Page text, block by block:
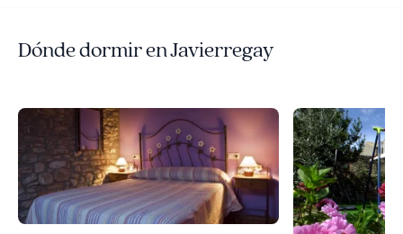
Dónde dormir en Javierregay